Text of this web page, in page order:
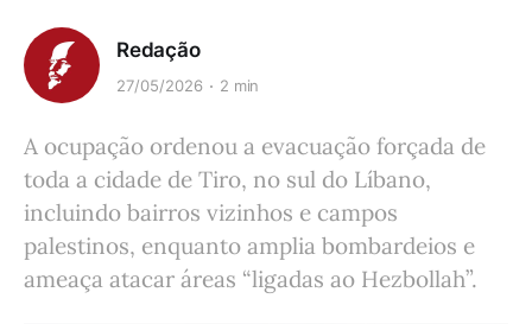
Redação
27/05/2026 2 min
A ocupação ordenou a evacuação forçada de
toda a cidade de Tiro, no sul do Líbano,
incluindo bairros vizinhos e campos
palestinos, enquanto amplia bombardeios e
ameaça atacar áreas “ligadas ao Hezbollah”.